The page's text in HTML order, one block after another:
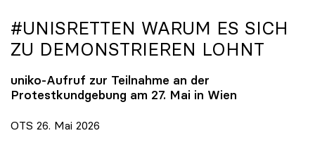
#UNISRETTEN WARUM ES SICH
ZU DEMONSTRIEREN LOHNT
uniko-Aufruf zur Teilnahme an der
Protestkundgebung am 27. Mai in Wien
OTS 26. Mai 2026